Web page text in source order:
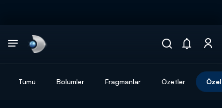
Tümü Bölümler Fragmanlar Özetler